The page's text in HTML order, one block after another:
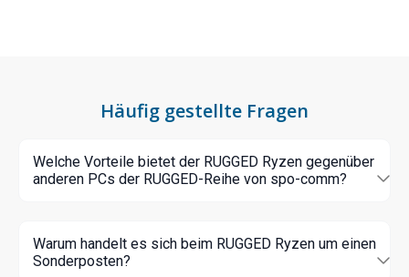
Häufig gestellte Fragen
Welche Vorteile bietet der RUGGED Ryzen gegenüber
anderen PCs der RUGGED-Reihe von spo-comm?
Warum handelt es sich beim RUGGED Ryzen um einen
Sonderposten?